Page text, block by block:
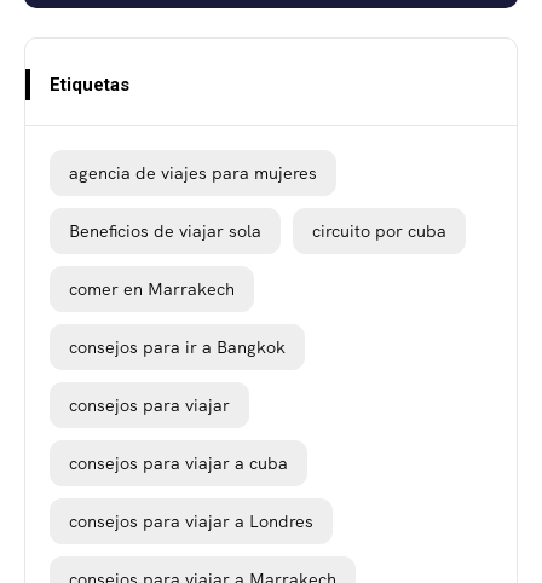
Etiquetas
agencia de viajes para mujeres
Beneficios de viajar sola circuito por cuba
comer en Marrakech
consejos para ir a Bangkok
consejos para viajar
consejos para viajar a cuba
consejos para viajar a Londres